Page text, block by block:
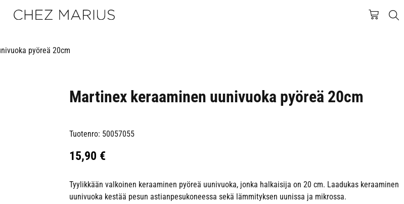
pyöreä 20cm
Martinex keraaminen uunivuoka pyöreä 20cm
Tuotenro: 50057055
15,90 €
Tyylikkään valkoinen keraaminen pyöreä uunivuoka, jonka halkaisija on 20 cm. Laadukas keraaminen
uunivuoka kestää pesun astianpesukoneessa sekä lämmityksen uunissa ja mikrossa.